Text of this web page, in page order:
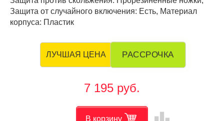
Защита от случайного включения: Есть, Материал
корпуса: Пластик
ЛУЧШАЯ ЦЕНА РАССРОЧКА
7 195 руб.
В корзину